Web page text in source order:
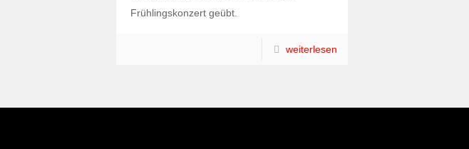
Frühlingskonzert geübt.
weiterlesen